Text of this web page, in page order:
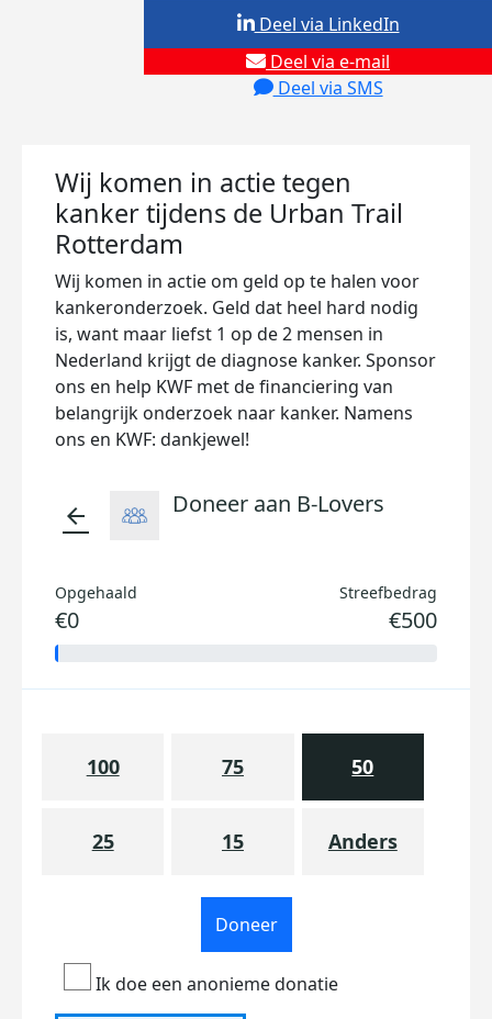
Deel via e-mail
Deel via SMS
Deel via LinkedIn
Wij komen in actie tegen
kanker tijdens de Urban Trail
Rotterdam
Wij komen in actie om geld op te halen voor
kankeronderzoek. Geld dat heel hard nodig
is, want maar liefst 1 op de 2 mensen in
Nederland krijgt de diagnose kanker. Sponsor
ons en help KWF met de financiering van
belangrijk onderzoek naar kanker. Namens
ons en KWF: dankjewel!
arrow_back Doneer aan B-Lovers
Opgehaald
€0
Streefbedrag
€500
100 75 50
25 15 Anders
Doneer
Ik doe een anonieme donatie